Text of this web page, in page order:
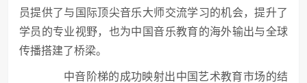
员提供了与国际顶尖音乐大师交流学习的机会，提升了
学员的专业视野，也为中国音乐教育的海外输出与全球
传播搭建了桥梁。
中音阶梯的成功映射出中国艺术教育市场的结